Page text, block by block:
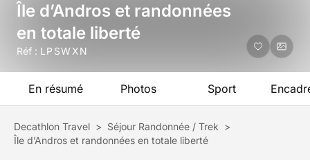
Île d’Andros et randonnées
en totale liberté
Réf : LPSWXN
En résumé Photos Sport
Decathlon Travel > Séjour Randonnée / Trek >
Île d’Andros et randonnées en totale liberté